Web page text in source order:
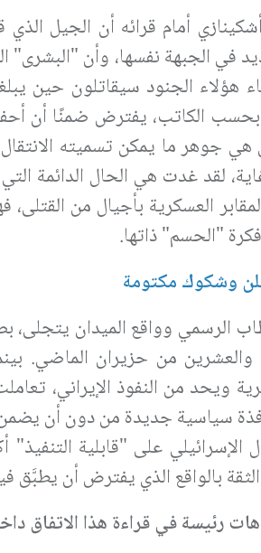
أمام قرائه أن الجيل
في الجبهة نفسها، وأن "البشرى"
هؤلاء الجنود سيقاتلون حين
بحسب الكاتب، يفترض ضمنًا أن
هي جوهر ما يمكن تسميته
لقد غدت هي الحال الدائمة
العسكرية بأجيال من
"الحسم" ذاتها.
وشكوك مكتومة
الرسمي وواقع الميدان يتجلى،
من حزيران الماضي.
ويحد من النفوذ الإيراني،
سياسية جديدة من دون أن
الإسرائيلي على "قابلية
بالواقع الذي يفترض أن يطبَّق
رئيسة في قراءة هذا الاتفاق